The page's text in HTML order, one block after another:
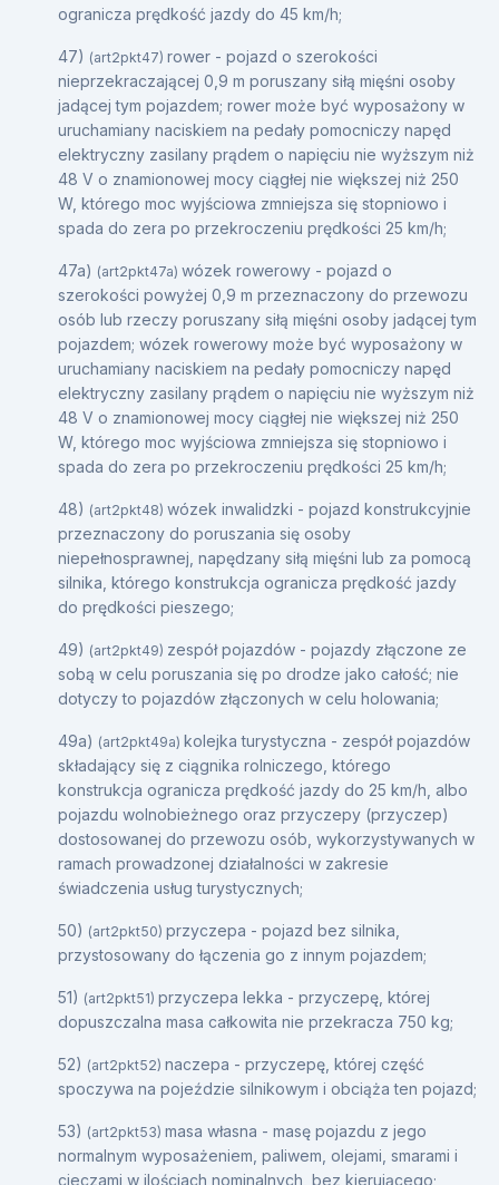
ogranicza prędkość jazdy do 45 km/h;
47) (art2pkt47) rower - pojazd o szerokości
nieprzekraczającej 0,9 m poruszany siłą mięśni osoby
jadącej tym pojazdem; rower może być wyposażony w
uruchamiany naciskiem na pedały pomocniczy napęd
elektryczny zasilany prądem o napięciu nie wyższym niż
48 V o znamionowej mocy ciągłej nie większej niż 250
W, którego moc wyjściowa zmniejsza się stopniowo i
spada do zera po przekroczeniu prędkości 25 km/h;
47a) (art2pkt47a) wózek rowerowy - pojazd o
szerokości powyżej 0,9 m przeznaczony do przewozu
osób lub rzeczy poruszany siłą mięśni osoby jadącej tym
pojazdem; wózek rowerowy może być wyposażony w
uruchamiany naciskiem na pedały pomocniczy napęd
elektryczny zasilany prądem o napięciu nie wyższym niż
48 V o znamionowej mocy ciągłej nie większej niż 250
W, którego moc wyjściowa zmniejsza się stopniowo i
spada do zera po przekroczeniu prędkości 25 km/h;
48) (art2pkt48) wózek inwalidzki - pojazd konstrukcyjnie
przeznaczony do poruszania się osoby
niepełnosprawnej, napędzany siłą mięśni lub za pomocą
silnika, którego konstrukcja ogranicza prędkość jazdy
do prędkości pieszego;
49) (art2pkt49) zespół pojazdów - pojazdy złączone ze
sobą w celu poruszania się po drodze jako całość; nie
dotyczy to pojazdów złączonych w celu holowania;
49a) (art2pkt49a) kolejka turystyczna - zespół pojazdów
składający się z ciągnika rolniczego, którego
konstrukcja ogranicza prędkość jazdy do 25 km/h, albo
pojazdu wolnobieżnego oraz przyczepy (przyczep)
dostosowanej do przewozu osób, wykorzystywanych w
ramach prowadzonej działalności w zakresie
świadczenia usług turystycznych;
50) (art2pkt50) przyczepa - pojazd bez silnika,
przystosowany do łączenia go z innym pojazdem;
51) (art2pkt51) przyczepa lekka - przyczepę, której
dopuszczalna masa całkowita nie przekracza 750 kg;
52) (art2pkt52) naczepa - przyczepę, której część
spoczywa na pojeździe silnikowym i obciąża ten pojazd;
53) (art2pkt53) masa własna - masę pojazdu z jego
normalnym wyposażeniem, paliwem, olejami, smarami i
cieczami w ilościach nominalnych, bez kierującego;